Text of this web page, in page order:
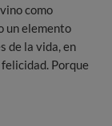
como
un elemento
de la vida, en
Porque